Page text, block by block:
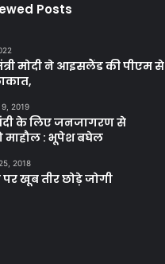
Posts
मोदी ने आइसलैंड की पीएम से
2019
के लिए जनजागरण से
माहौल : भूपेश बघेल
2018
खूब तीर छोड़े जोगी